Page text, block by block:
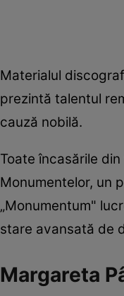
Materialul
prezintă talentul
cauză nobilă.
Toate încasările
Monumentelor, un
„Monumentum"
stare avansată de
Margareta